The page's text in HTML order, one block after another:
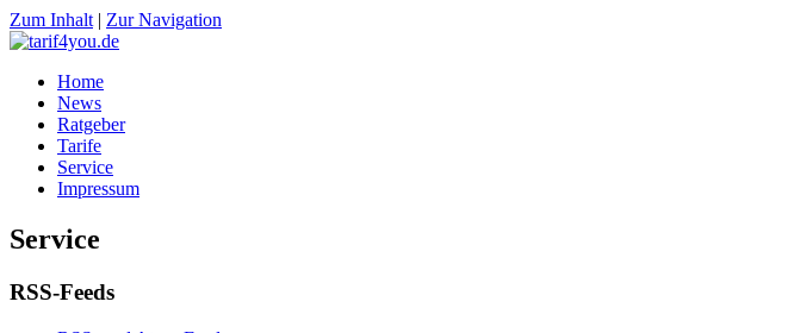
Zum Inhalt | Zur Navigation
Home
News
Ratgeber
Tarife
Service
Impressum
Service
RSS-Feeds